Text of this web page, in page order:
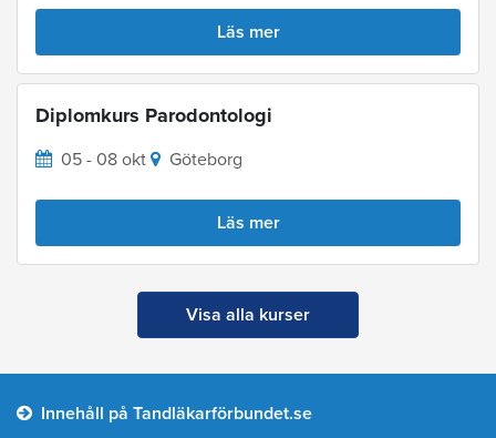
Läs mer
Diplomkurs Parodontologi
05 - 08 okt Göteborg
Läs mer
Visa alla kurser
Innehåll på Tandläkarförbundet.se